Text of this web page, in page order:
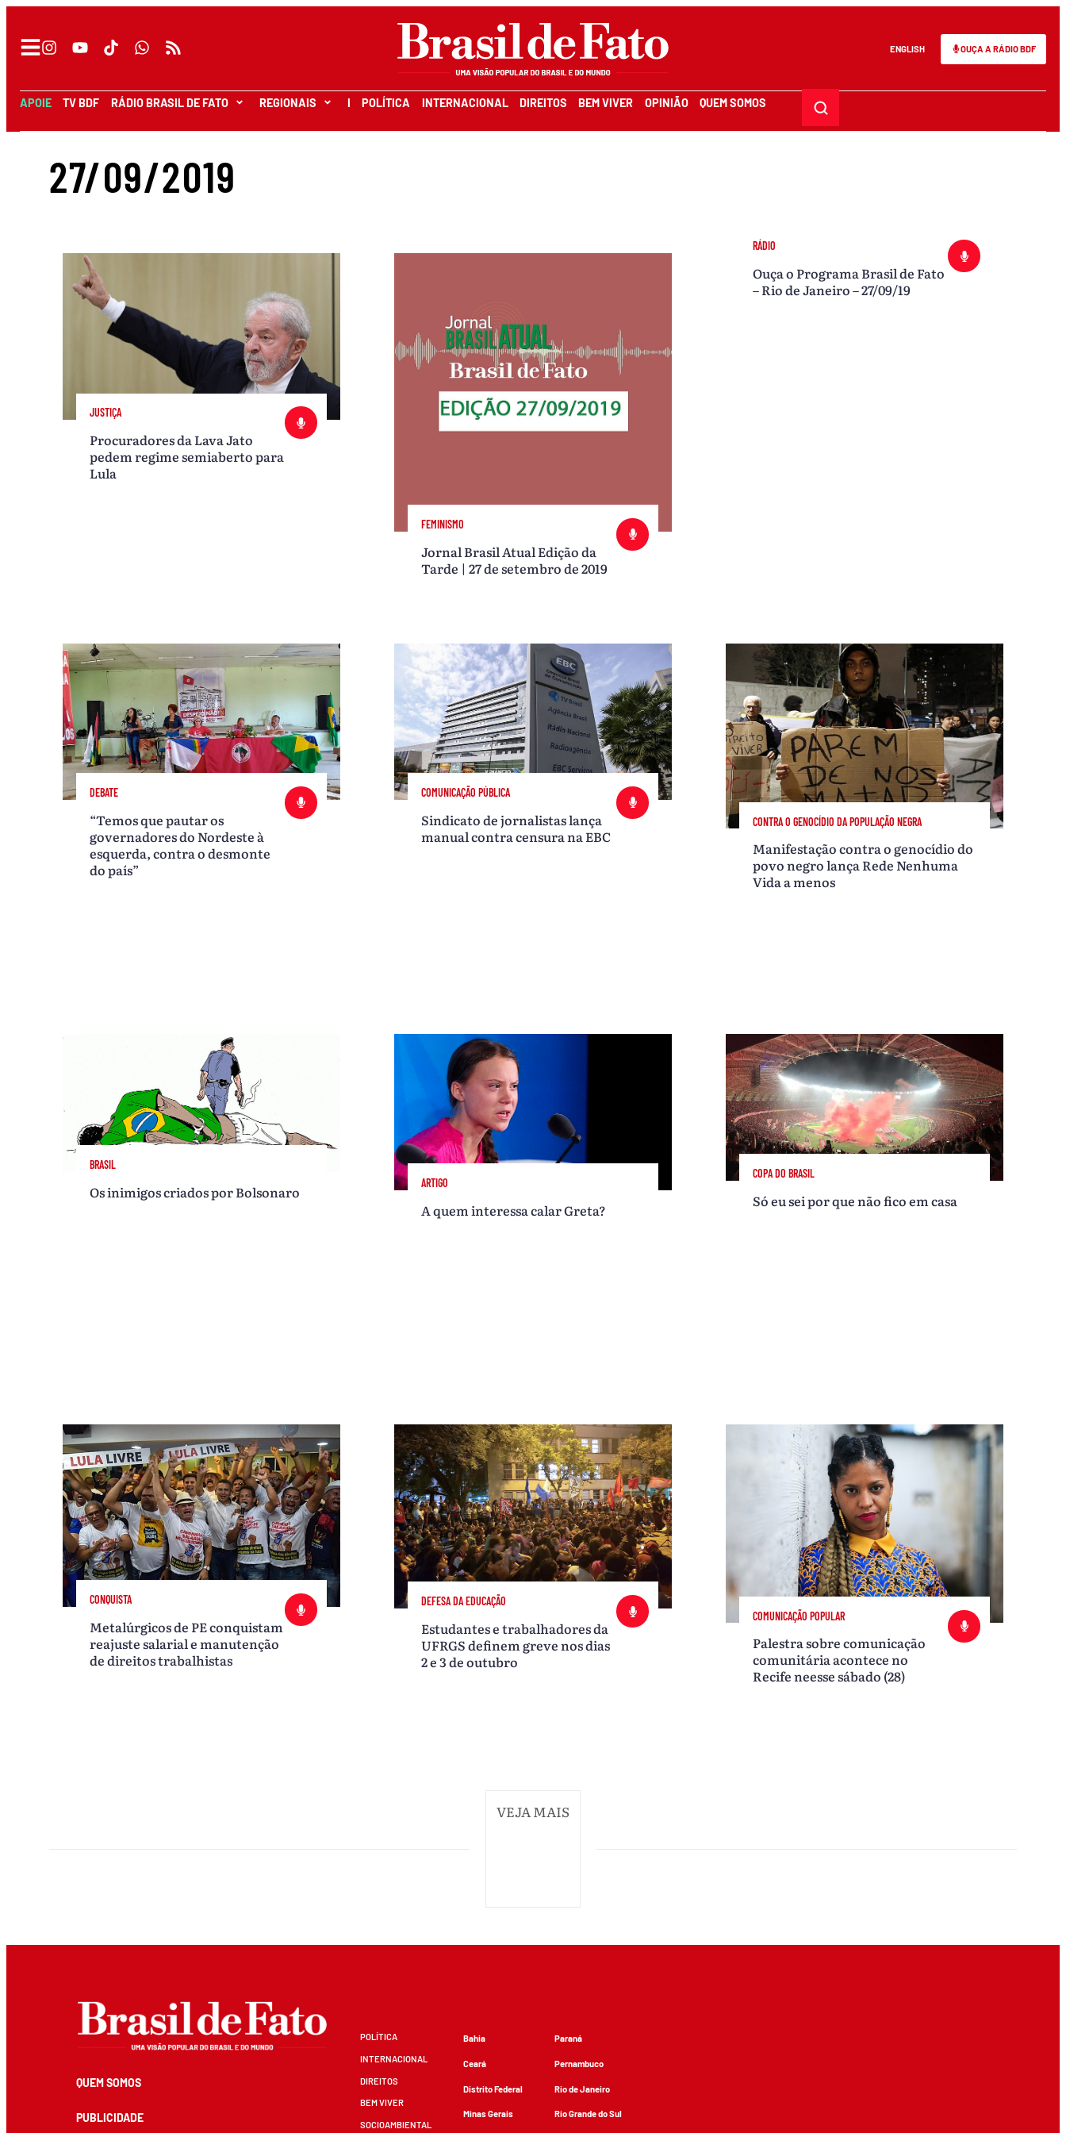
ENGLISH OUÇA A RÁDIO BDF
APOIE TV BDF RÁDIO BRASIL DE FATO REGIONAIS I POLÍTICA INTERNACIONAL DIREITOS BEM VIVER OPINIÃO QUEM SOMOS
27/09/2019
JUSTIÇA
Procuradores da Lava Jato
pedem regime semiaberto para
Lula
FEMINISMO
Jornal Brasil Atual Edição da
Tarde | 27 de setembro de 2019
RÁDIO
Ouça o Programa Brasil de Fato
– Rio de Janeiro – 27/09/19
DEBATE
“Temos que pautar os
governadores do Nordeste à
esquerda, contra o desmonte
do país”
COMUNICAÇÃO PÚBLICA
Sindicato de jornalistas lança
manual contra censura na EBC
CONTRA O GENOCÍDIO DA POPULAÇÃO NEGRA
Manifestação contra o genocídio do
povo negro lança Rede Nenhuma
Vida a menos
BRASIL
Os inimigos criados por Bolsonaro ARTIGO
A quem interessa calar Greta?
COPA DO BRASIL
Só eu sei por que não fico em casa
CONQUISTA
Metalúrgicos de PE conquistam
reajuste salarial e manutenção
de direitos trabalhistas
DEFESA DA EDUCAÇÃO
Estudantes e trabalhadores da
UFRGS definem greve nos dias
2 e 3 de outubro
COMUNICAÇÃO POPULAR
Palestra sobre comunicação
comunitária acontece no
Recife neesse sábado (28)
VEJA MAIS
QUEM SOMOS
PUBLICIDADE
POLÍTICA
INTERNACIONAL
DIREITOS
BEM VIVER
SOCIOAMBIENTAL
Bahia
Ceará
Distrito Federal
Minas Gerais
Paraná
Pernambuco
Rio de Janeiro
Rio Grande do Sul